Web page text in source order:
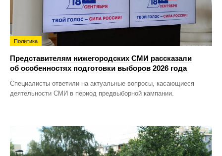
Политика
Представителям нижегородских СМИ рассказали
об особенностях подготовки выборов 2026 года
Специалисты ответили на актуальные вопросы, касающиеся
деятельности СМИ в период предвыборной кампании.